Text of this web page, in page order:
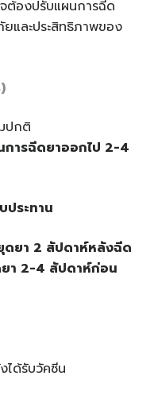
ต้องปรับแผนการฉีด
และประสิทธิภาพของ
ปกติ
การฉีดยาออกไป 2-4
ประทาน
ดยา 2 สัปดาห์หลังฉีด
า 2-4 สัปดาห์ก่อน
ได้รับวัคซีน